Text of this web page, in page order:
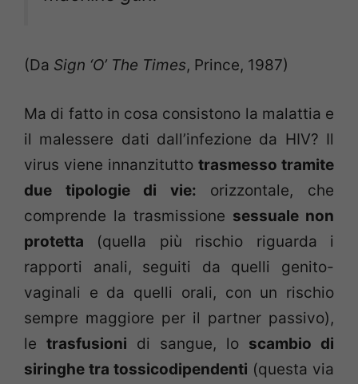
(Da Sign ‘O’ The Times, Prince, 1987)
Ma di fatto in cosa consistono la malattia e
il malessere dati dall’infezione da HIV? Il
virus viene innanzitutto trasmesso tramite
due tipologie di vie: orizzontale, che
comprende la trasmissione sessuale non
protetta (quella più rischio riguarda i
rapporti anali, seguiti da quelli genito-
vaginali e da quelli orali, con un rischio
sempre maggiore per il partner passivo),
le trasfusioni di sangue, lo scambio di
siringhe tra tossicodipendenti (questa via